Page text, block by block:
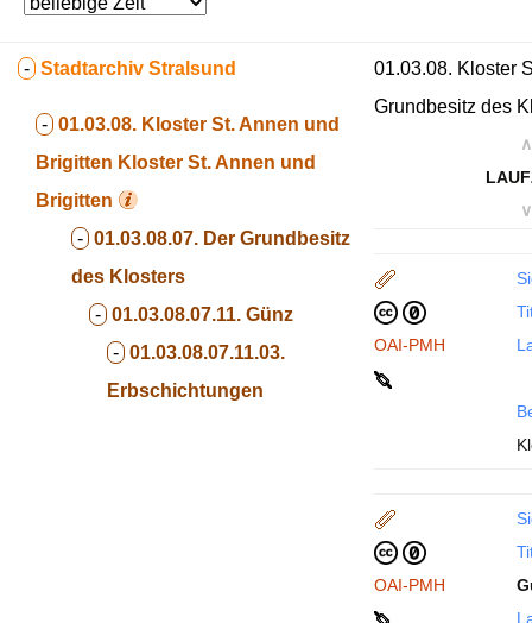
- Stadtarchiv Stralsund
- 01.03.08. Kloster St. Annen und
Brigitten Kloster St. Annen und
Brigitten
- 01.03.08.07. Der Grundbesitz
des Klosters
- 01.03.08.07.11. Günz
- 01.03.08.07.11.03.
Erbschichtungen
01.03.08. Kloster
Grundbesitz des
∧
∨
OAI-PMH
OAI-PMH